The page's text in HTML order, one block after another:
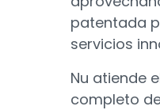
patentada
servicios
Nu atiende
completo